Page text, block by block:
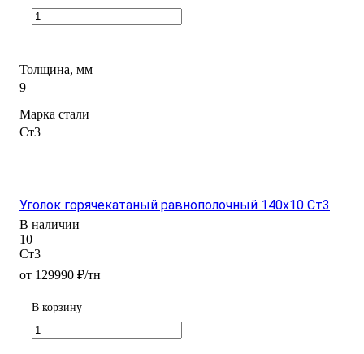
Толщина, мм
9
Марка стали
Ст3
Уголок горячекатаный равнополочный 140х10 Ст3
В наличии
10
Ст3
от 129990 ₽/тн
В корзину